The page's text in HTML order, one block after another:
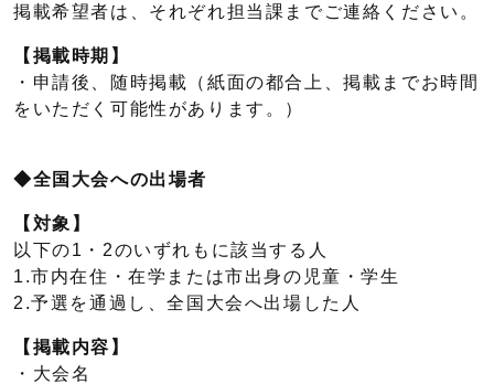
掲載希望者は、それぞれ担当課までご連絡ください。
【掲載時期】
・申請後、随時掲載（紙面の都合上、掲載までお時間
をいただく可能性があります。）
◆全国大会への出場者
【対象】
以下の1・2のいずれもに該当する人
1.市内在住・在学または市出身の児童・学生
2.予選を通過し、全国大会へ出場した人
【掲載内容】
・大会名